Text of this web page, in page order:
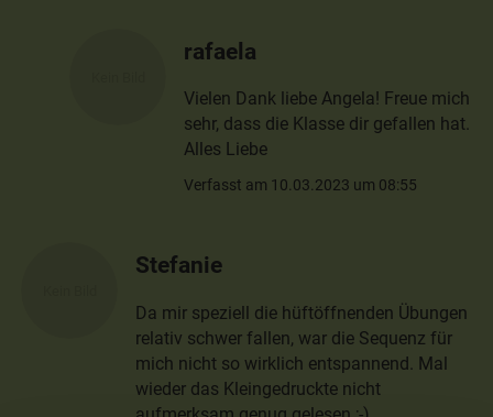
rafaela
Vielen Dank liebe Angela! Freue mich
sehr, dass die Klasse dir gefallen hat.
Alles Liebe
Verfasst am 10.03.2023 um 08:55
Stefanie
Da mir speziell die hüftöffnenden Übungen
relativ schwer fallen, war die Sequenz für
mich nicht so wirklich entspannend. Mal
wieder das Kleingedruckte nicht